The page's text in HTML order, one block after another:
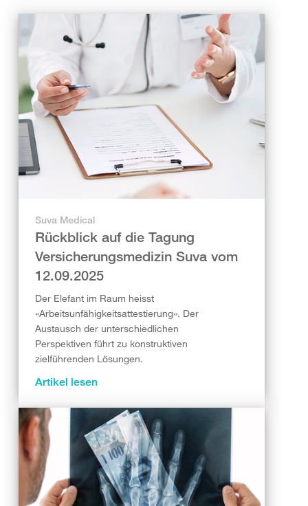
Suva Medical
Rückblick auf die Tagung
Versicherungsmedizin Suva vom
12.09.2025
Der Elefant im Raum heisst
«Arbeitsunfähigkeitsattestierung». Der
Austausch der unterschiedlichen
Perspektiven führt zu konstruktiven
zielführenden Lösungen.
Artikel lesen